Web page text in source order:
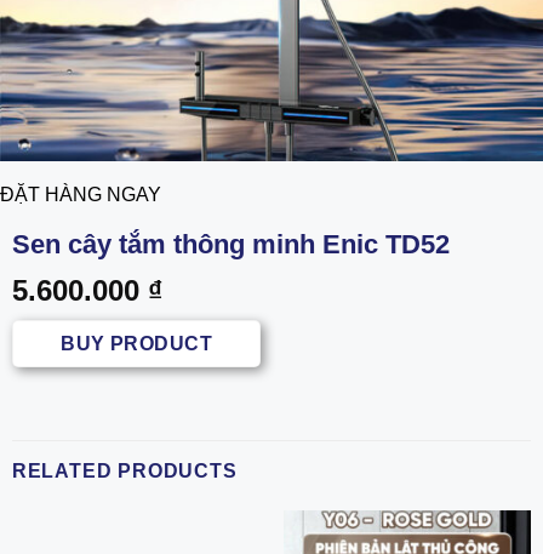
ĐẶT HÀNG NGAY
Sen cây tắm thông minh Enic TD52
5.600.000 ₫
BUY PRODUCT
RELATED PRODUCTS